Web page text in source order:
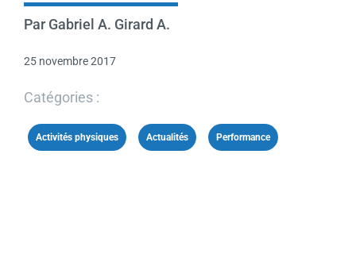
Par Gabriel A. Girard A.
25 novembre 2017
Catégories :
Activités physiques Actualités Performance